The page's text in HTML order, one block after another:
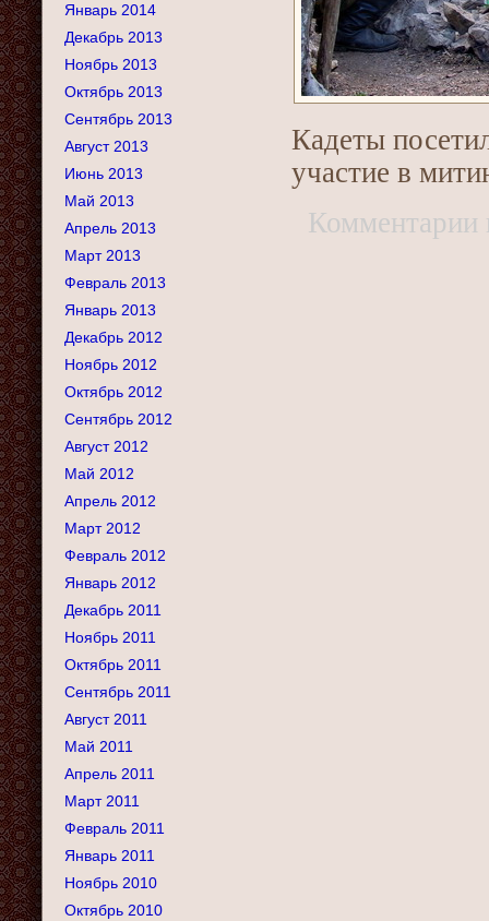
Январь 2014
Декабрь 2013
Ноябрь 2013
Октябрь 2013
Сентябрь 2013
Август 2013
Июнь 2013
Май 2013
Апрель 2013
Март 2013
Февраль 2013
Январь 2013
Декабрь 2012
Ноябрь 2012
Октябрь 2012
Сентябрь 2012
Август 2012
Май 2012
Апрель 2012
Март 2012
Февраль 2012
Январь 2012
Декабрь 2011
Ноябрь 2011
Октябрь 2011
Сентябрь 2011
Август 2011
Май 2011
Апрель 2011
Март 2011
Февраль 2011
Январь 2011
Ноябрь 2010
Октябрь 2010
Кадеты
участие в
Комментарии